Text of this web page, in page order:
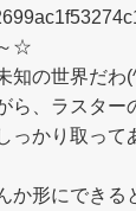
☆
知の世界だわ
ら、ラスター
っかり取って
か形にできる